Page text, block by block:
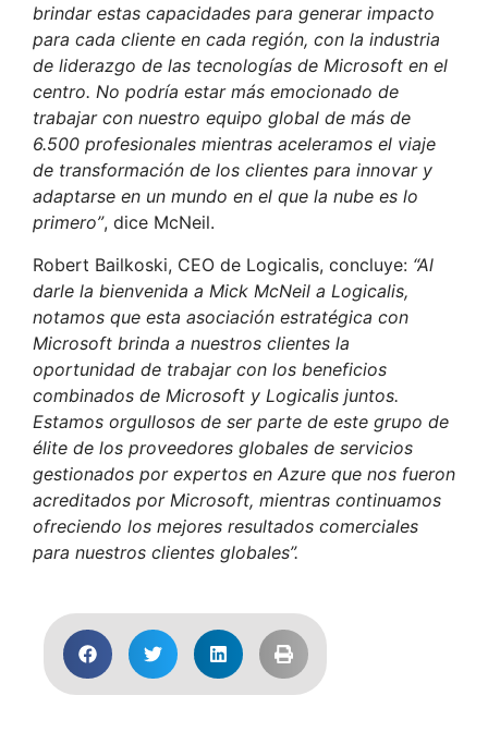
brindar estas capacidades para generar impacto
para cada cliente en cada región, con la industria
de liderazgo de las tecnologías de Microsoft en el
centro. No podría estar más emocionado de
trabajar con nuestro equipo global de más de
6.500 profesionales mientras aceleramos el viaje
de transformación de los clientes para innovar y
adaptarse en un mundo en el que la nube es lo
primero”, dice McNeil.
Robert Bailkoski, CEO de Logicalis, concluye: “Al
darle la bienvenida a Mick McNeil a Logicalis,
notamos que esta asociación estratégica con
Microsoft brinda a nuestros clientes la
oportunidad de trabajar con los beneficios
combinados de Microsoft y Logicalis juntos.
Estamos orgullosos de ser parte de este grupo de
élite de los proveedores globales de servicios
gestionados por expertos en Azure que nos fueron
acreditados por Microsoft, mientras continuamos
ofreciendo los mejores resultados comerciales
para nuestros clientes globales”.